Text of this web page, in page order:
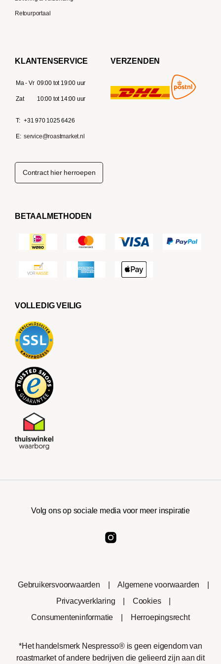
Retourportaal
KLANTENSERVICE
Ma - Vr 09:00 tot 19:00 uur
Zat 10:00 tot 14:00 uur
T: +31 970 1025 6426
E: service@roastmarket.nl
VERZENDEN
Contract hier herroepen
BETAALMETHODEN
VOLLEDIG VEILIG
Volg ons op sociale media voor meer inspiratie
Gebruikersvoorwaarden Algemene voorwaarden
Privacyverklaring
Cookies
Consumenteninformatie
Herroepingsrecht
*Het handelsmerk Nespresso® is geen eigendom van
roastmarket of andere bedrijven die gelieerd zijn aan dit